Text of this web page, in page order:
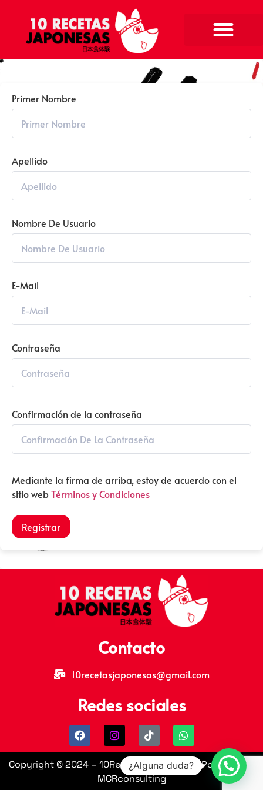
Primer Nombre
Apellido
Nombre De Usuario
E-Mail
Contraseña
Confirmación de la contraseña
Mediante la firma de arriba, estoy de acuerdo con el
sitio webTérminos y Condiciones
Registrar
Contacto
10recetasjaponesas@gmail.com
Redes sociales
Copyright © 2024 – 10RecetasJaponesas | Powered by
MCRconsulting
¿Alguna duda?